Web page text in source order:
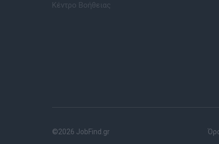
Κέντρο Βοήθειας
©2026 JobFind.gr